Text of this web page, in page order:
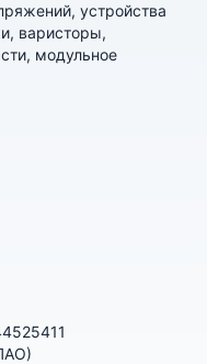
устройства
варисторы,
модульное